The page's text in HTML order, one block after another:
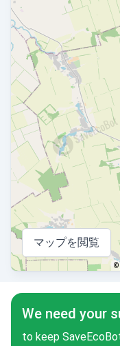
マップを閲覧
©
We need your
to keep